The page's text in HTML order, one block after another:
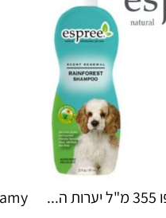
Creamy – שלוק קרמי לחתול בטעם